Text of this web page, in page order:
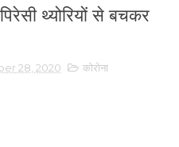
थ्योरियों से बचकर
28, 2020 कोरोना